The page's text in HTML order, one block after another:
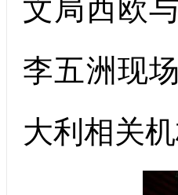
文局西欧
李五洲现
大利相关